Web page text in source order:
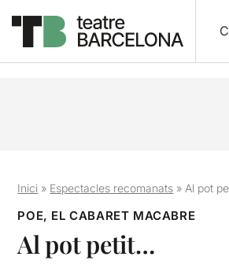
Inici » Espectacles recomanats » Al pot
POE, EL CABARET MACABRE
Al pot petit…